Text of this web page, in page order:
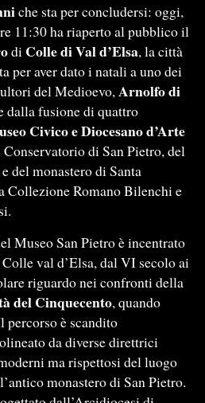
che sta per concludersi: oggi,
11:30 ha riaperto al pubblico il
di Colle di Val d’Elsa, la città
per aver dato i natali a uno dei
del Medioevo,Arnolfo di
dalla fusione di quattro
Civico e Diocesano d’Arte
di San Pietro, del
del monastero di Santa
Collezione Romano Bilenchi e
Museo San Pietro è incentrato
val d’Elsa, dal VI secolo ai
riguardo nei confronti della
del Cinquecento, quando
percorso è scandito
da diverse direttrici
ma rispettosi del luogo
monastero di San Pietro.